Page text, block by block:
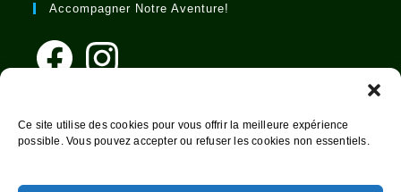
Ce site utilise des cookies pour vous offrir la meilleure expérience
possible. Vous pouvez accepter ou refuser les cookies non essentiels.
Accompagner Notre Aventure!
FacebookInstagram
Contact